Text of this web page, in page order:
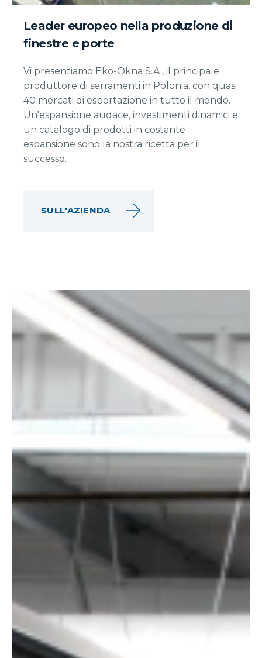
Leader europeo nella produzione di
finestre e porte
Vi presentiamo Eko-Okna S.A., il principale
produttore di serramenti in Polonia, con quasi
40 mercati di esportazione in tutto il mondo.
Un'espansione audace, investimenti dinamici e
un catalogo di prodotti in costante
espansione sono la nostra ricetta per il
successo.
SULL'AZIENDA